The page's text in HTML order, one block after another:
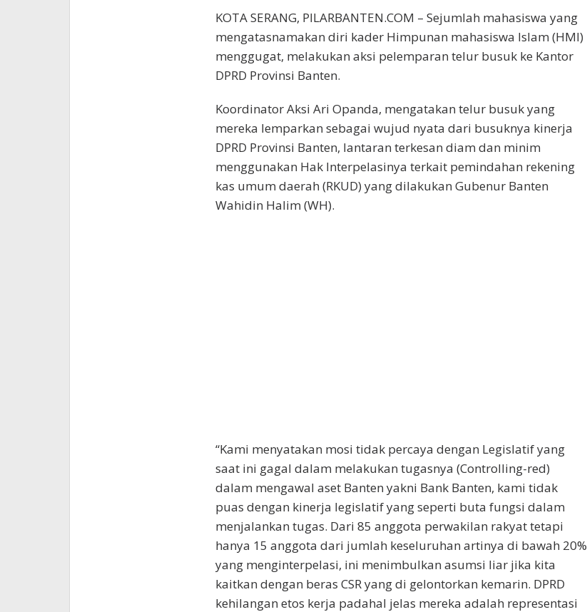
KOTA SERANG, PILARBANTEN.COM – Sejumlah mahasiswa yang
mengatasnamakan diri kader Himpunan mahasiswa Islam (HMI)
menggugat, melakukan aksi pelemparan telur busuk ke Kantor
DPRD Provinsi Banten.
Koordinator Aksi Ari Opanda, mengatakan telur busuk yang
mereka lemparkan sebagai wujud nyata dari busuknya kinerja
DPRD Provinsi Banten, lantaran terkesan diam dan minim
menggunakan Hak Interpelasinya terkait pemindahan rekening
kas umum daerah (RKUD) yang dilakukan Gubenur Banten
Wahidin Halim (WH).
“Kami menyatakan mosi tidak percaya dengan Legislatif yang
saat ini gagal dalam melakukan tugasnya (Controlling-red)
dalam mengawal aset Banten yakni Bank Banten, kami tidak
puas dengan kinerja legislatif yang seperti buta fungsi dalam
menjalankan tugas. Dari 85 anggota perwakilan rakyat tetapi
hanya 15 anggota dari jumlah keseluruhan artinya di bawah 20%
yang menginterpelasi, ini menimbulkan asumsi liar jika kita
kaitkan dengan beras CSR yang di gelontorkan kemarin. DPRD
kehilangan etos kerja padahal jelas mereka adalah representasi